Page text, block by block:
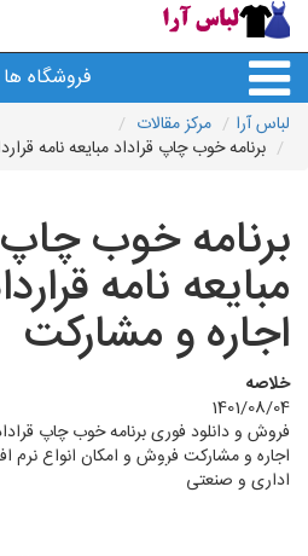
فروشگاه ها
لباس آرا
مرکز مقالات
برنامه خوب چاپ قراداد مبایعه نامه
برنامه خوب چاپ
مبایعه نامه
اجاره و مشارکت
خلاصه
1401/08/04
فروش و دانلود فوری برنامه خوب چاپ
اجاره و مشارکت فروش و امکان انواع نرم
اداری و صنعتی